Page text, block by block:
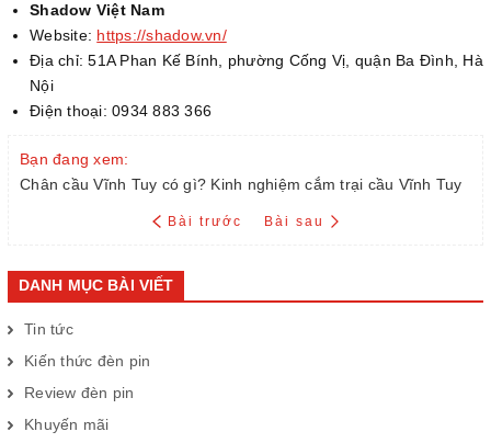
DANH MỤC BÀI VIẾT
Tin tức
Kiến thức đèn pin
Review đèn pin
Khuyến mãi
Shadow Việt Nam
Website: https://shadow.vn/
Địa chỉ: 51A Phan Kế Bính, phường Cống Vị, quận Ba Đình, Hà
Nội
Điện thoại: 0934 883 366
Bạn đang xem:
Chân cầu Vĩnh Tuy có gì? Kinh nghiệm cắm trại cầu Vĩnh Tuy
Bài trước Bài sau